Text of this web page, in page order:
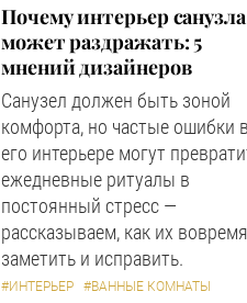
Почему интерьер санузла
может раздражать: 5
мнений дизайнеров
Санузел должен быть зоной
комфорта, но частые ошибки в
его интерьере могут
ежедневные ритуалы в
постоянный стресс —
рассказываем, как их вовремя
заметить и исправить.
#ИНТЕРЬЕР #ВАННЫЕ КОМНАТЫ